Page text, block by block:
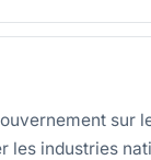
sur
les industries